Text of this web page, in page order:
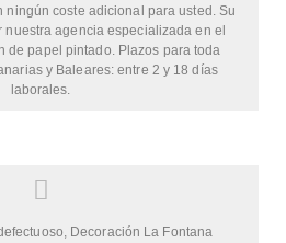
ningún coste adicional para usted. Su
agencia especializada en el
de papel pintado. Plazos para toda
y Baleares: entre 2 y 18 días
laborales.
Decoración La Fontana